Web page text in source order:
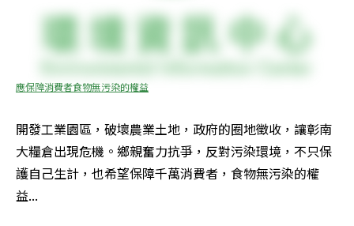
應保障消費者食物無污染的權益
開發工業園區，破壞農業土地，政府的圈地徵收，讓彰南
大糧倉出現危機。鄉親奮力抗爭，反對污染環境，不只保
護自己生計，也希望保障千萬消費者，食物無污染的權
益...